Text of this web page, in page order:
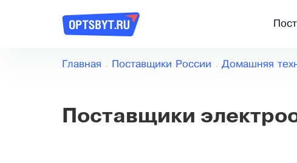
Главная Поставщики России Домашняя
Поставщики